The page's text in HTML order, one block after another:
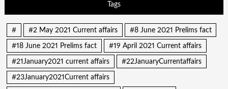
Tags
# #2 May 2021 Current affairs #8 June 2021 Prelims fact
#18 June 2021 Prelims fact #19 April 2021 Current affairs
#21January2021 current affairs #22JanuaryCurrentaffairs
#23January2021Current affairs